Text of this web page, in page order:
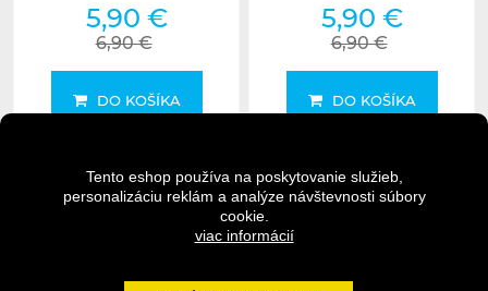
Tento eshop používa na poskytovanie služieb,
personalizáciu reklám a analýze návštevnosti súbory
cookie.
viac informácií
5,90 €
6,90 €
DO KOŠÍKA
DETAIL
5,90 €
6,90 €
DO KOŠÍKA
DETAIL